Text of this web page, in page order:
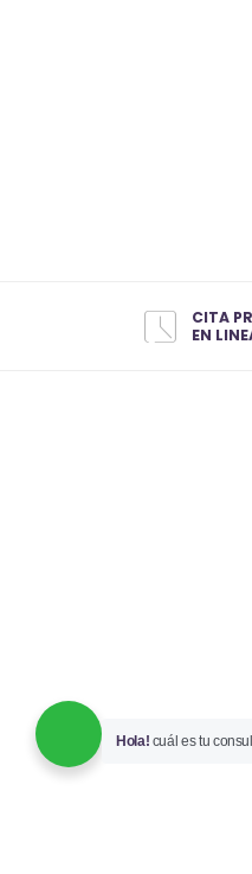
CITA
EN
Hola! cuál es tu